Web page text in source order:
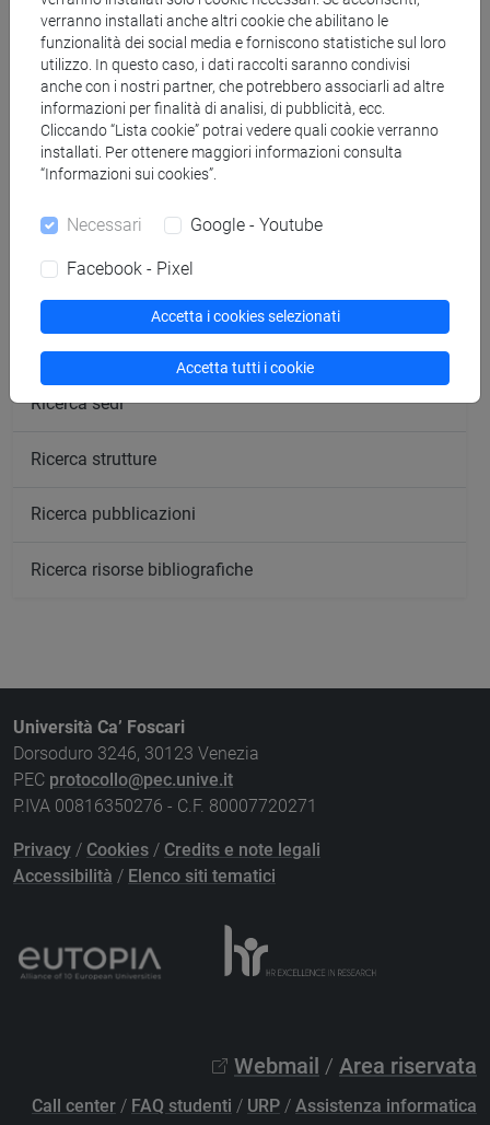
23/03/2021
13 cafoscarini nella Top-2% degli
scienziati più citati
Cerca nel sito
Ricerca persone
Ricerca aule
Ricerca sedi
Ricerca strutture
Ricerca pubblicazioni
Ricerca risorse bibliografiche
Università Ca’ Foscari
Dorsoduro 3246, 30123 Venezia
PEC protocollo@pec.unive.it
P.IVA 00816350276 - C.F. 80007720271
Privacy / Cookies / Credits e note legali
Accessibilità / Elenco siti tematici
Webmail / Area riservata
Call center / FAQ studenti / URP / Assistenza informatica
verranno installati anche altri cookie che abilitano le
funzionalità dei social media e forniscono statistiche sul loro
utilizzo. In questo caso, i dati raccolti saranno condivisi
anche con i nostri partner, che potrebbero associarli ad altre
informazioni per finalità di analisi, di pubblicità, ecc.
Cliccando “Lista cookie” potrai vedere quali cookie verranno
installati. Per ottenere maggiori informazioni consulta
“Informazioni sui cookies”.
Necessari Google - Youtube
Facebook - Pixel
Accetta i cookies selezionati
Accetta tutti i cookie